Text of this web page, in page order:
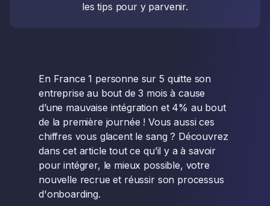
les tips pour y parvenir.
En France 1 personne sur 5 quitte son
entreprise au bout de 3 mois à cause
d’une mauvaise intégration et 4% au bout
de la première journée ! Vous aussi ces
chiffres vous glacent le sang ? Découvrez
dans cet article tout ce qu’il y a à savoir
pour intégrer, le mieux possible, votre
nouvelle recrue et réussir son processus
d'onboarding.